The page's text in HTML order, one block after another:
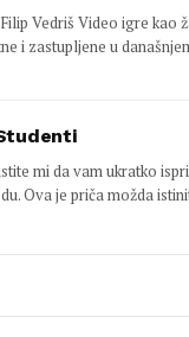
Vedriš Video igre kao
i zastupljene u
mi da vam ukratko
Ova je priča možda